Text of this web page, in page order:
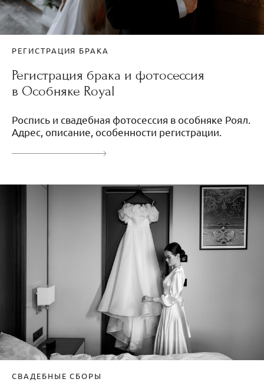
РЕГИСТРАЦИЯ БРАКА
Регистрация брака и фотосессия
в Особняке Royal
Роспись и свадебная фотосессия в особняке Роял.
Адрес, описание, особенности регистрации.
СВАДЕБНЫЕ СБОРЫ